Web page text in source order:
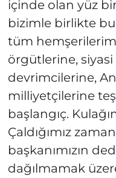
içinde olan yüz
bizimle birlikte
tüm
örgütlerine,
devrimcilerine,
milliyetçilerine
başlangıç.
Çaldığımız
başkanımızın
dağılmamak